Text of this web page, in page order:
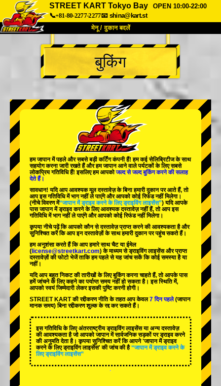
STREET KART Tokyo Bay
OPEN 10:00-22:00
📞+81-80-2277-2277📧 shina@kart.st
मेनू / दुकान बदलें
TOP
हमारे बारे में विशेषताएँ कीमत
कंपनी बुकिंग
शाखा बदलें
टोक्यो अकीहबारा#2
टोक्यो शिबुया एनेक्स टोक्यो बे
टोक्यो असाकुसा
ओकिनावा
बुकिंग
हम जापान मेंपहलेऔरसबसे बड़ी कर्टिंग कंपनीहैं! हमकई सेलिब्रिटीजके साथ
सहयोग करना जारी रखते हैं और हम जापान आने वाले पर्यटकों के लिएसबसे
लोकप्रिय गतिविधिहैं! इसलिए हम आपकोजल्द से जल्द बुकिंग करने की सलाह
देते हैं।
सावधान! यदि आप आवश्यक मूल दस्तावेज़ के बिना हमारी दुकान पर आते हैं, तो
आप इस गतिविधि में भाग नहीं ले पाएंगे और आपको कोई रिफंड नहीं मिलेगा।
(नीचे विवरण में“जापान में ड्राइव करने के लिए ड्राइविंग लाइसेंस”) यदि आपके
पास जापान में ड्राइव करने के लिए आवश्यक दस्तावेज़ नहीं हैं, तो आप इस
गतिविधि में भाग नहीं ले पाएंगे और आपको कोई रिफंड नहीं मिलेगा।
कृपया नीचे पढ़ें कि आपको कौन से दस्तावेज़ प्राप्त करने की आवश्यकता है और
सुनिश्चित करें कि आप इन दस्तावेज़ों के साथ हमारी दुकान पर पहुंच सकते हैं।
हम अनुशंसा करते हैं कि आप हमारे साथ चैट या ईमेल
( license@streetkart.com) के माध्यम से ड्राइविंग लाइसेंस और प्राप्त
दस्तावेज़ों की फोटो भेजें ताकि हम पहले से यह जांच सकें कि कोई समस्या है या
नहीं।
यदि आप बहुत निकट की तारीखों के लिए बुकिंग करना चाहते हैं, तो आपके पास
हमें जांचने के लिए कहने का पर्याप्त समय नहीं हो सकता है। इस स्थिति में,
आपको स्वयं जिम्मेदारी लेकर इसकी पुष्टि करनी होगी।
STREET KART की रद्दीकरण नीति के तहत आप केवल7 दिन पहले(जापान
मानक समय) बिना रद्दीकरण शुल्क के रद्द कर सकते हैं।
इस गतिविधि के लिए अंतरराष्ट्रीय ड्राइविंग लाइसेंस या अन्य दस्तावेज़
की आवश्यकता है जो आपको जापान में सार्वजनिक सड़कों पर ड्राइव करने
की अनुमति देता है। कृपया सुनिश्चित करें कि आपने 'जापान में ड्राइव
करने के लिए ड्राइविंग लाइसेंस' की जांच की है “जापान में ड्राइव करने के
लिए ड्राइविंग लाइसेंस”